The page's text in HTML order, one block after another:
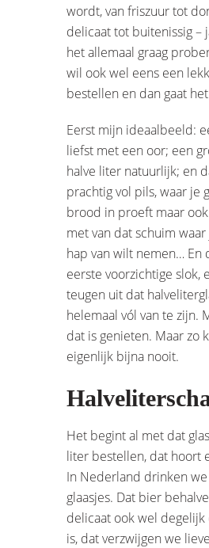
wordt, van friszuur tot
delicaat tot buitenissig –
het allemaal graag
wil ook wel eens een
bestellen en dan gaat
Eerst mijn ideaalbeeld:
liefst met een oor; een
halve liter natuurlijk; en
prachtig vol pils, waar je
brood in proeft maar
met van dat schuim
hap van wilt nemen… En
eerste voorzichtige slok,
teugen uit dat
helemaal vól van te zijn.
dat is genieten. Maar zo
eigenlijk bijna nooit.
Het begint al met dat
liter bestellen, dat hoort
In Nederland drinken
glaasjes. Dat bier
delicaat ook wel degelijk
is, dat verzwijgen we